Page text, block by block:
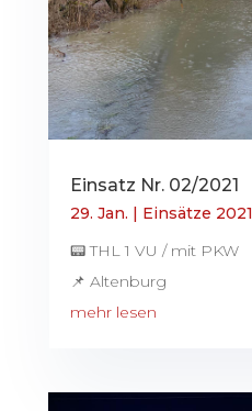
Einsatz Nr. 02/2021
29. Jan. | Einsätze 2021
📟 THL 1 VU / mit PKW
📌 Altenburg
mehr lesen